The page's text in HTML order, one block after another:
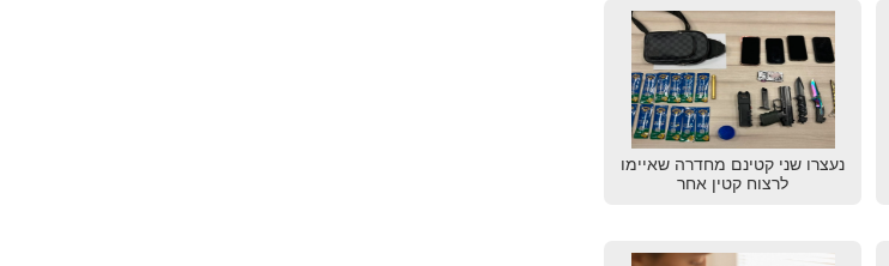
נעצרו שני קטינם מחדרה שאיימו
לרצוח קטין אחר